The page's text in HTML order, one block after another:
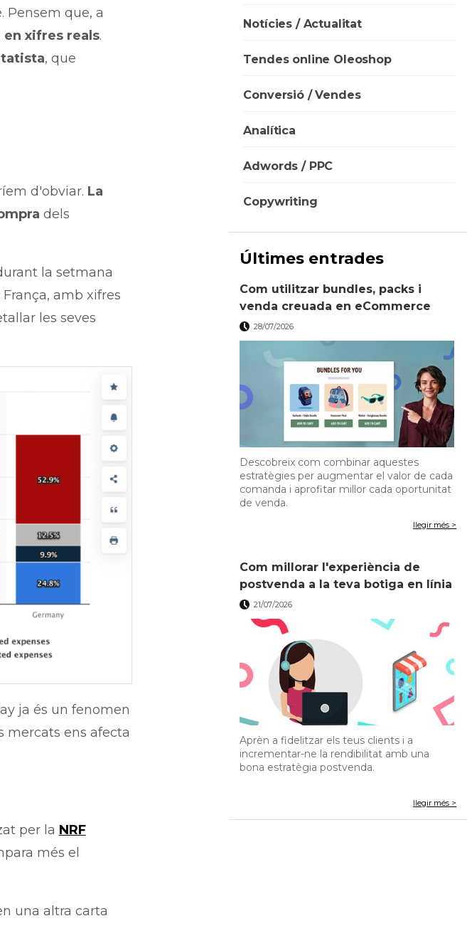
Pensem que, a
en xifres reals.
, que
d'obviar. La
dels
la setmana
amb xifres
les seves
ja és un fenomen
mercats ens afecta
per la NRF
més el
una altra carta
Notícies / Actualitat
Tendes online Oleoshop
Conversió / Vendes
Analítica
Adwords / PPC
Copywriting
Últimes entrades
Com utilitzar bundles, packs i
venda creuada en eCommerce
28/07/2026
Descobreix com combinar aquestes
estratègies per augmentar el valor de cada
comanda i aprofitar millor cada oportunitat
de venda.
llegir més >
Com millorar l'experiència de
postvenda a la teva botiga en línia
21/07/2026
Aprèn a fidelitzar els teus clients i a
incrementar-ne la rendibilitat amb una
bona estratègia postvenda.
llegir més >